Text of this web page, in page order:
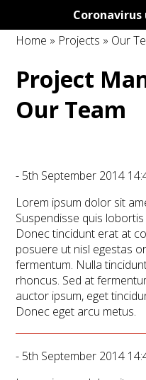
Coronavirus
Home » Projects » Our
Project
Our Team
- 5th September 2014
Lorem ipsum dolor sit
Suspendisse quis
Donec tincidunt erat at
posuere ut nisl egestas
fermentum. Nulla
rhoncus. Sed at
auctor ipsum, eget
Donec eget arcu metus.
- 5th September 2014